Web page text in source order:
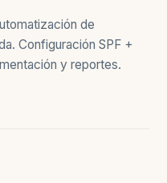
de
Configuración SPF +
y reportes.